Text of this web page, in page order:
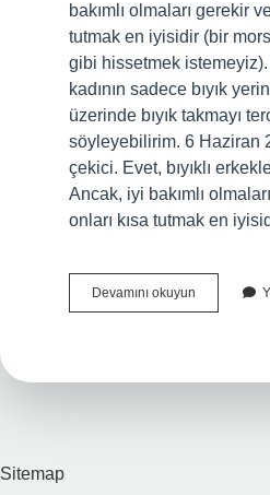
bakımlı olmaları gerekir
tutmak en iyisidir (bir
gibi hissetmek istemeyiz).
kadının sadece bıyık
üzerinde bıyık takmayı
söyleyebilirim. 6 Haziran
çekici. Evet, bıyıklı
Ancak, iyi bakımlı
onları kısa tutmak en
Devamını okuyun
Çekici
Sitemap